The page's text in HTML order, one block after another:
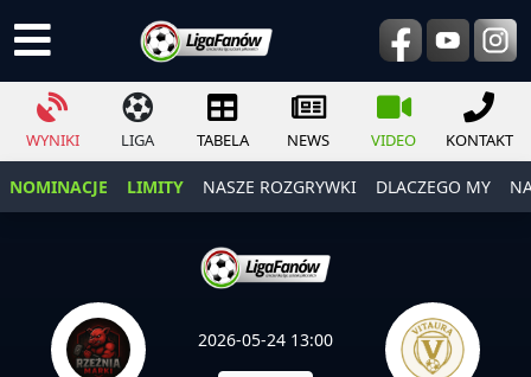
WYNIKI LIGA TABELA NEWS VIDEO KONTAKT
NOMINACJE LIMITY NASZE ROZGRYWKI DLACZEGO MY
2026-05-24 13:00